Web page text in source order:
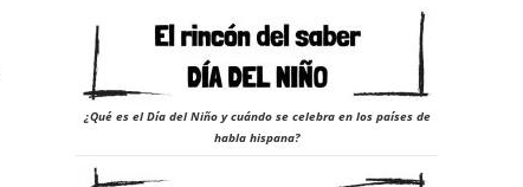
¿Qué es el Día del Niño y cuándo se celebra en los países de
habla hispana?